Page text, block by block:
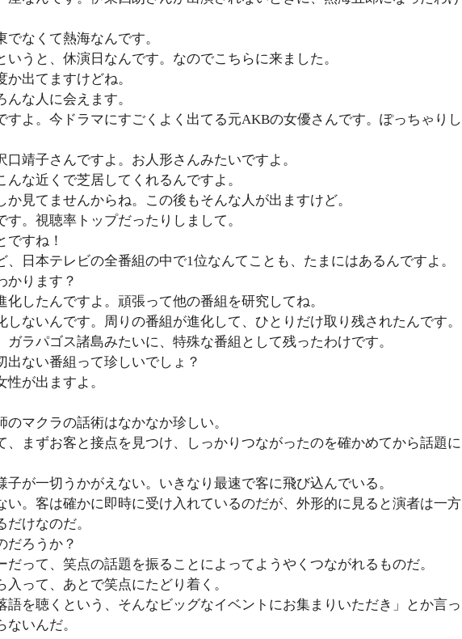
なくて熱海なんです。
いうと、休演日なんです。なのでこちらに来ました。
出てますけどね。
な人に会えます。
すよ。今ドラマにすごくよく出てる元AKBの女優さんです。ぽっちゃりし
口靖子さんですよ。お人形さんみたいですよ。
な近くで芝居してくれるんですよ。
か見てませんからね。この後もそんな人が出ますけど。
。視聴率トップだったりしまして。
ですね！
、日本テレビの全番組の中で1位なんてことも、たまにはあるんですよ。
かります？
化したんですよ。頑張って他の番組を研究してね。
しないんです。周りの番組が進化して、ひとりだけ取り残されたんです。
ガラパゴス諸島みたいに、特殊な番組として残ったわけです。
出ない番組って珍しいでしょ？
性が出ますよ。
のマクラの話術はなかなか珍しい。
、まずお客と接点を見つけ、しっかりつながったのを確かめてから話題に
子が一切うかがえない。いきなり最速で客に飛び込んでいる。
い。客は確かに即時に受け入れているのだが、外形的に見ると演者は一方
けなのだ。
だろうか？
だって、笑点の話題を振ることによってようやくつながれるものだ。
って、あとで笑点にたどり着く。
語を聴くという、そんなビッグなイベントにお集まりいただき」とか言っ
いんだ。